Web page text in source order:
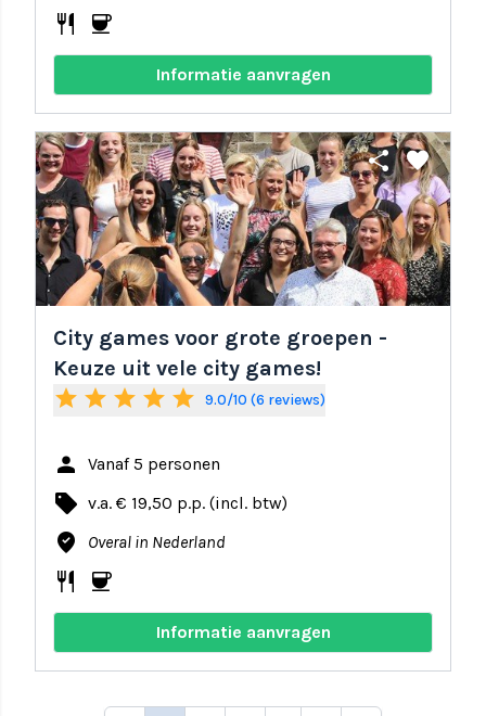
restaurant coffee
Informatie aanvragen
share favorite
City games voor grote groepen -
Keuze uit vele city games!
star star star star star 9.0/10 (6 reviews)
person Vanaf 5 personen
local_offer v.a. € 19,50 p.p. (incl. btw)
where_to_vote Overal in Nederland
restaurant coffee
Informatie aanvragen